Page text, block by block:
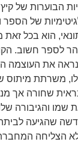
של הספר
הוא בכל
לספר חשוב.
את העוצמה
משרתת מיתוס
שחורה אך
שמו והגיבורה
שהגיעה
הצליחה